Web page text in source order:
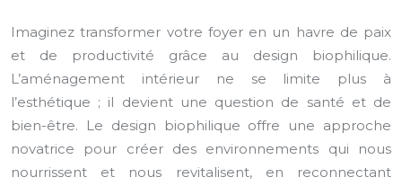
Imaginez transformer votre foyer en un havre de paix
et de productivité grâce au design biophilique.
L’aménagement intérieur ne se limite plus à
l’esthétique ; il devient une question de santé et de
bien-être. Le design biophilique offre une approche
novatrice pour créer des environnements qui nous
nourrissent et nous revitalisent, en reconnectant